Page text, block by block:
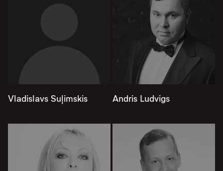
Vladislavs Suļimskis Andris Ludvigs